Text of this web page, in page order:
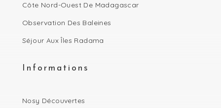
Côte Nord-Ouest De Madagascar
Observation Des Baleines
Séjour Aux Îles Radama
Informations
Nosy Découvertes